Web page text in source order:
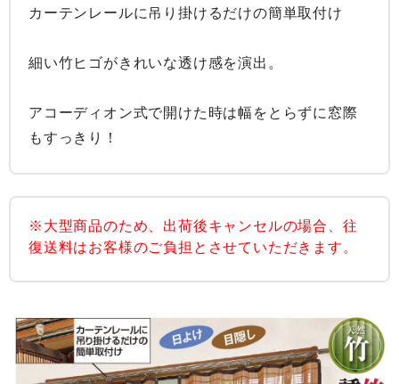
カーテンレールに吊り掛けるだけの簡単取付け
細い竹ヒゴがきれいな透け感を演出。
アコーディオン式で開けた時は幅をとらずに窓際
もすっきり！
※大型商品のため、出荷後キャンセルの場合、往
復送料はお客様のご負担とさせていただきます。